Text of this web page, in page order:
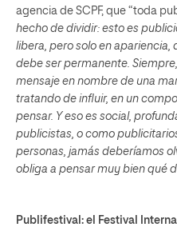
agencia de SCPF, que “toda
hecho de dividir: esto es
libera, pero solo en
debe ser permanente.
mensaje en nombre de una
tratando de influir, en un
pensar. Y eso es social,
publicistas, o como
personas, jamás deberíamos
obliga a pensar muy bien qué
Publifestival: el Festival